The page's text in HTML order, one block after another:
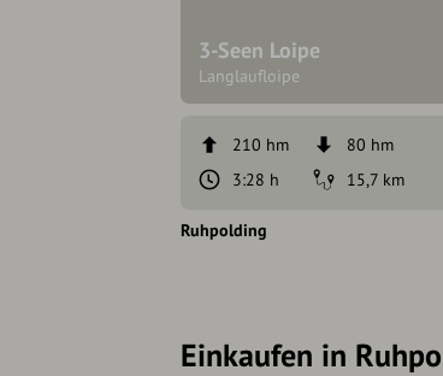
3-Seen Loipe
Langlaufloipe
210 hm
80 hm
3:28 h
15,7 km
Ruhpolding
Einkaufen in